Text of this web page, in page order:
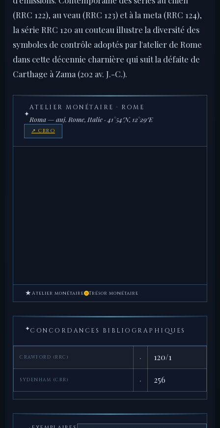
(RRC 122), au veau (RRC 123) et à la meta (RRC 124),
la série RRC 120 au couteau illustre la diversité des
symboles de contrôle adoptés par l'atelier de Rome
dans cette décennie charnière qui suit la défaite de
Carthage à Zama (202 av. J.-C.).
✦
ATELIER MONÉTAIRE · ROME
Roma — auj. Rome, Italie · 41°54′N, 12°29′E
↗ CRRO
★ Atelier monétaire Trésor monétaire
✦CONCORDANCES BIBLIOGRAPHIQUES
CRAWFORD (RRC) · 120/1
SYDENHAM (CRR) · 256